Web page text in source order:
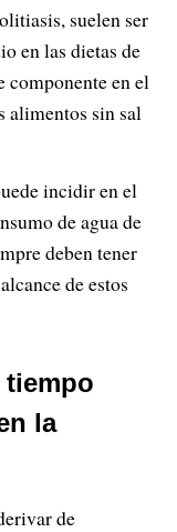
suelen ser
en las dietas de
componente en el
alimentos sin sal
incidir en el
de agua de
deben tener
de estos
tiempo
la
de